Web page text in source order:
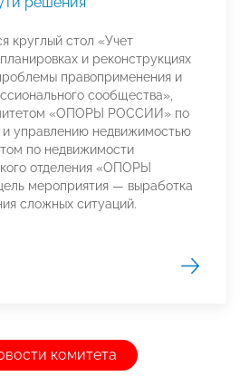
круглый стол «Учет
и реконструкциях
правоприменения и
сообщества»,
«ОПОРЫ РОССИИ» по
управлению недвижимостью
по недвижимости
отделения «ОПОРЫ
мероприятия — выработка
сложных ситуаций.
комитета